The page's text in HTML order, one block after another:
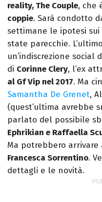
reality, The Couple, che
coppie. Sarà condotto
settimane le ipotesi sui
state parecchie.
un’indiscrezione social
di Corinne Clery, l’ex
al Gf Vip nel 2017. Ma
Samantha De Grenet,
(quest’ultima avrebbe
parlato del possibile
Ephrikian e Raffaella
Ma potrebbero
Francesca Sorrentino.
dettagli e le novità.